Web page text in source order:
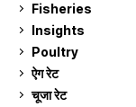
Fisheries
Insights
Poultry
ऐग रेट
चूजा रेट